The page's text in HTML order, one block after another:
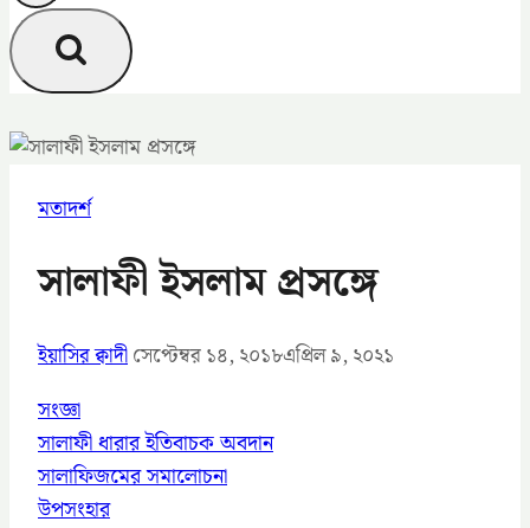
মতাদর্শ
সালাফী ইসলাম প্রসঙ্গে
ইয়াসির ক্বাদীসেপ্টেম্বর ১৪, ২০১৮এপ্রিল ৯, ২০২১
সংজ্ঞা
সালাফী ধারার ইতিবাচক অবদান
সালাফিজমের সমালোচনা
উপসংহার